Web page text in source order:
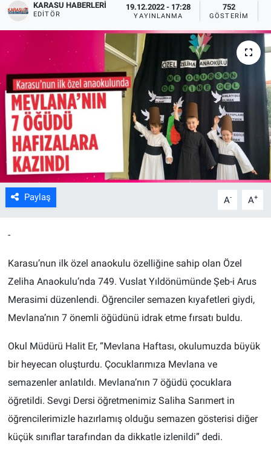
KARASU HABERLERI
EDITÖR
19.12.2022 - 17:28
YAYINLANMA
752
GÖSTERIM
Paylaş A- A+
-
Karasu’nun ilk özel anaokulu özelliğine sahip olan Özel
Zeliha Anaokulu’nda 749. Vuslat Yıldönümünde Şeb-i Arus
Merasimi düzenlendi. Öğrenciler semazen kıyafetleri giydi,
Mevlana’nın 7 önemli öğüdünü idrak etme fırsatı buldu.
Okul Müdürü Halit Er, “Mevlana Haftası, okulumuzda büyük
bir heyecan oluşturdu. Çocuklarımıza Mevlana ve
semazenler anlatıldı. Mevlana’nın 7 öğüdü çocuklara
öğretildi. Sevgi Dersi öğretmenimiz Saliha Sarımert in
öğrencilerimizle hazırlamış olduğu semazen gösterisi diğer
küçük sınıflar tarafından da dikkatle izlenildi” dedi.